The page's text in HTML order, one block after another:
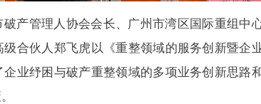
产管理人协会会长、广州市湾区国际重组中
合伙人郑飞虎以《重整领域的服务创新暨企
业纾困与破产重整领域的多项业务创新思路